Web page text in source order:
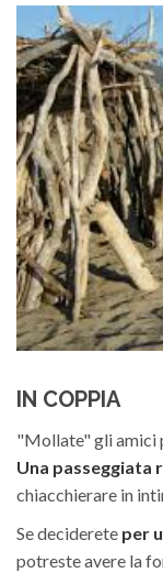
IN COPPIA
"Mollate" gli amici
Una passeggiata
chiacchierare in
Se deciderete per
potreste avere la